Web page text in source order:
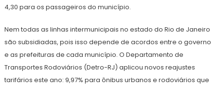
4,30 para os passageiros do município.
Nem todas as linhas intermunicipais no estado do Rio de Janeiro
são subsidiadas, pois isso depende de acordos entre o governo
e as prefeituras de cada município. O Departamento de
Transportes Rodoviários (Detro-RJ) aplicou novos reajustes
tarifários este ano: 9,97% para ônibus urbanos e rodoviários que